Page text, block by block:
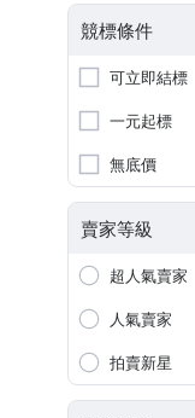
競標條件
可立即結標
一元起標
無底價
賣家等級
超人氣賣家
人氣賣家
拍賣新星